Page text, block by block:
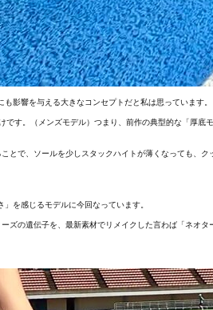
影響を与える大きなコンセプトだと私は思っています。
す。（メンズモデル）つまり、前作の典型的な「厚底
とで、ソールを少しスタックハイトが薄くなっても、
を感じるモデルに今回なっています。
の遺伝子を、最新素材でリメイクした言わば「ネオタ